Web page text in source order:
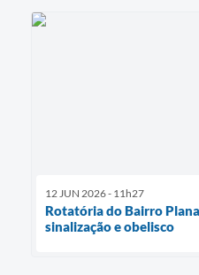
12 JUN 2026 - 11h27
Rotatória do Bairro
sinalização e obelisco